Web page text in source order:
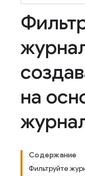
на
Содержание
Фильтруйте